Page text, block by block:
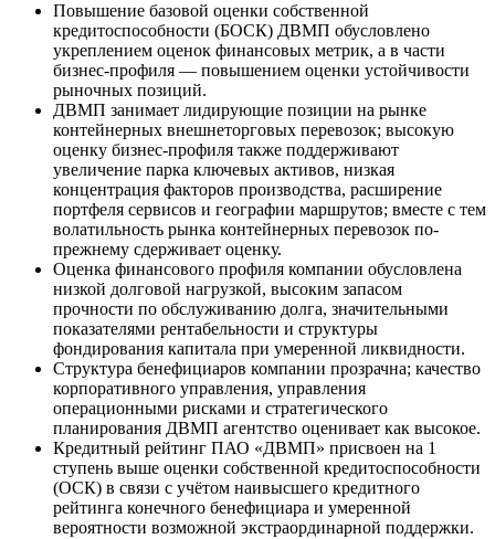
Повышение базовой оценки собственной
кредитоспособности (БОСК) ДВМП обусловлено
укреплением оценок финансовых метрик, а в части
бизнес-профиля — повышением оценки устойчивости
рыночных позиций.
ДВМП занимает лидирующие позиции на рынке
контейнерных внешнеторговых перевозок; высокую
оценку бизнес-профиля также поддерживают
увеличение парка ключевых активов, низкая
концентрация факторов производства, расширение
портфеля сервисов и географии маршрутов; вместе с тем
волатильность рынка контейнерных перевозок по-
прежнему сдерживает оценку.
Оценка финансового профиля компании обусловлена
низкой долговой нагрузкой, высоким запасом
прочности по обслуживанию долга, значительными
показателями рентабельности и структуры
фондирования капитала при умеренной ликвидности.
Структура бенефициаров компании прозрачна; качество
корпоративного управления, управления
операционными рисками и стратегического
планирования ДВМП агентство оценивает как высокое.
Кредитный рейтинг ПАО «ДВМП» присвоен на 1
ступень выше оценки собственной кредитоспособности
(ОСК) в связи с учётом наивысшего кредитного
рейтинга конечного бенефициара и умеренной
вероятности возможной экстраординарной поддержки.